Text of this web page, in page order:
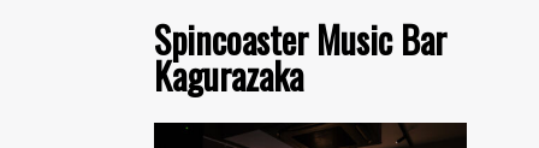
Spincoaster Music Bar
Kagurazaka